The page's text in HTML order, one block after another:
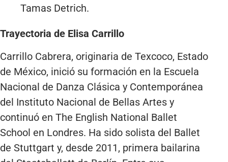
Tamas Detrich.
Trayectoria de Elisa Carrillo
Carrillo Cabrera, originaria de Texcoco, Estado
de México, inició su formación en la Escuela
Nacional de Danza Clásica y Contemporánea
del Instituto Nacional de Bellas Artes y
continuó en The English National Ballet
School en Londres. Ha sido solista del Ballet
de Stuttgart y, desde 2011, primera bailarina